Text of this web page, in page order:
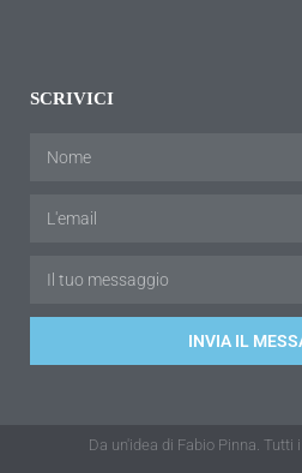
SCRIVICI
INVIA IL
Da un'idea di Fabio Pinna.